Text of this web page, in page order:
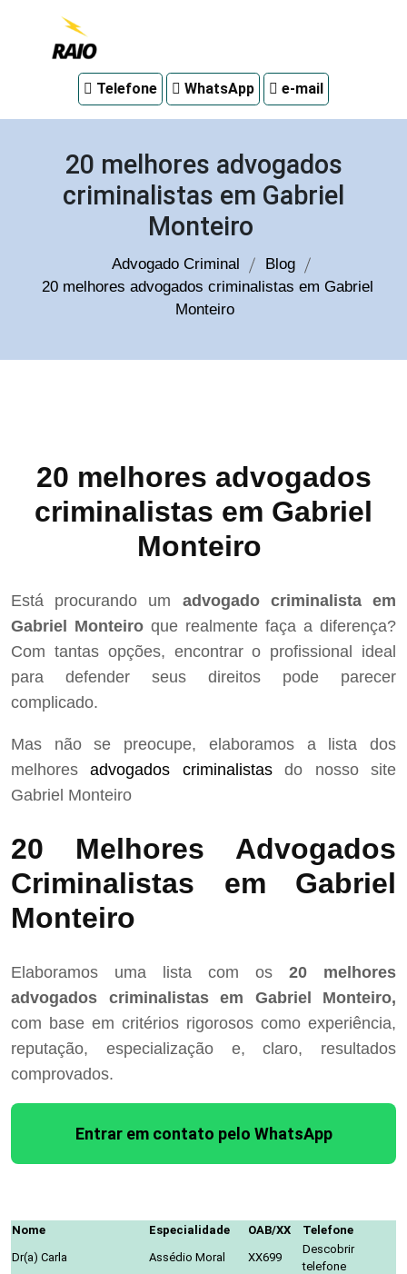
em
Telefone WhatsApp e-mail
20 melhores advogados
criminalistas em Gabriel
Monteiro
Advogado Criminal
Blog
20 melhores advogados criminalistas em Gabriel
Monteiro
20 melhores advogados
criminalistas em Gabriel
Monteiro
Está procurando um advogado criminalista em
Gabriel Monteiro que realmente faça a diferença?
Com tantas opções, encontrar o profissional ideal
para defender seus direitos pode parecer
complicado.
Mas não se preocupe, elaboramos a lista dos
melhoresadvogados criminalistasdo nosso site
Gabriel Monteiro
20 Melhores Advogados
Criminalistas em Gabriel
Monteiro
Elaboramos uma lista com os 20 melhores
advogados criminalistas em Gabriel Monteiro,
com base em critérios rigorosos como experiência,
reputação, especialização e, claro, resultados
comprovados.
Entrar em contato pelo WhatsApp
Nome Especialidade OAB/XX
Telefone
Dr(a) Carla
Assédio Moral XX699
Descobrir
telefone